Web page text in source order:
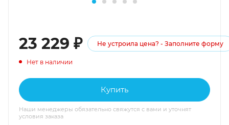
23 229 ₽ Не устроила цена? - Заполните форму
Нет в наличии
Купить
Наши менеджеры обязательно свяжутся с вами и уточнят
условия заказа